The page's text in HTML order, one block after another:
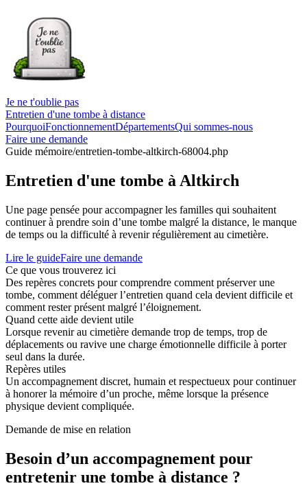
Je ne t'oublie pas
Entretien d'une tombe à distance
PourquoiFonctionnementDépartementsQui sommes-nous
Faire une demande
Guide mémoire/entretien-tombe-altkirch-68004.php
Entretien d'une tombe à Altkirch
Une page pensée pour accompagner les familles qui souhaitent
continuer à prendre soin d’une tombe malgré la distance, le manque
de temps ou la difficulté à revenir régulièrement au cimetière.
Lire le guideFaire une demande
Ce que vous trouverez ici
Des repères concrets pour comprendre comment préserver une
tombe, comment déléguer l’entretien quand cela devient difficile et
comment rester présent malgré l’éloignement.
Quand cette aide devient utile
Lorsque revenir au cimetière demande trop de temps, trop de
déplacements ou ravive une charge émotionnelle difficile à porter
seul dans la durée.
Repères utiles
Un accompagnement discret, humain et respectueux pour continuer
à honorer la mémoire d’un proche, même lorsque la présence
physique devient compliquée.
Demande de mise en relation
Besoin d’un accompagnement pour
entretenir une tombe à distance ?